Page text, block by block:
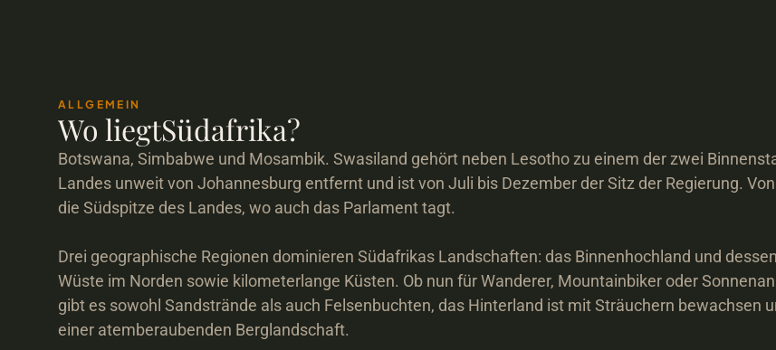
ALLGEMEIN
Wo liegtSüdafrika?
Botswana, Simbabwe und Mosambik. Swasiland gehört neben Lesotho zu einem der zwei
Landes unweit von Johannesburg entfernt und ist von Juli bis Dezember der Sitz der Regierung.
die Südspitze des Landes, wo auch das Parlament tagt.
Drei geographische Regionen dominieren Südafrikas Landschaften: das Binnenhochland und
Wüste im Norden sowie kilometerlange Küsten. Ob nun für Wanderer, Mountainbiker oder
gibt es sowohl Sandstrände als auch Felsenbuchten, das Hinterland ist mit Sträuchern bewachsen
einer atemberaubenden Berglandschaft.